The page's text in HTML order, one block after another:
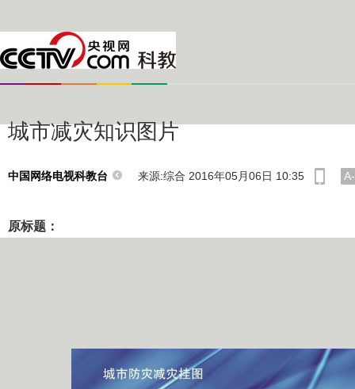
城市减灾知识图片
中国网络电视科教台 来源:综合 2016年05月06日 10:35 A-
原标题：